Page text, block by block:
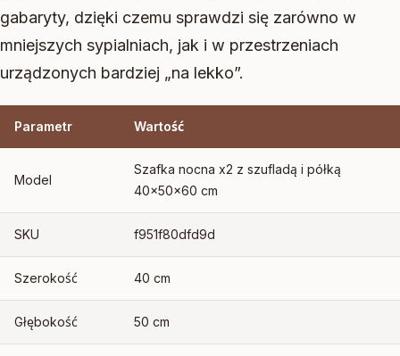
gabaryty, dzięki czemu sprawdzi się zarówno w
mniejszych sypialniach, jak i w przestrzeniach
urządzonych bardziej „na lekko”.
Parametr Wartość
Model
Szafka nocna x2 z szufladą i półką
40x50x60 cm
SKU f951f80dfd9d
Szerokość 40 cm
Głębokość 50 cm